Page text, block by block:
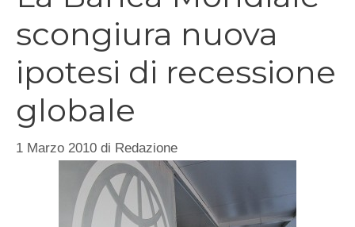
scongiura nuova
ipotesi di recessione
globale
1 Marzo 2010 di Redazione